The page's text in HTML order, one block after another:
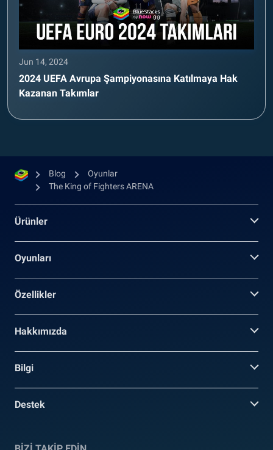
Jun 14, 2024
2024 UEFA Avrupa Şampiyonasına Katılmaya Hak
Kazanan Takımlar
Blog
Oyunlar
The King of Fighters ARENA
Ürünler
Oyunları
Özellikler
Hakkımızda
Bilgi
Destek